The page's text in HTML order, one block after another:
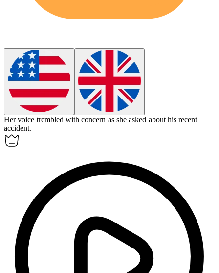
Her voice trembled withconcern as she asked about his recent
accident.